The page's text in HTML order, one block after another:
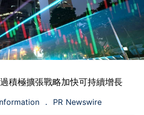
積極擴張戰略加快可持續增長
PR Newswire